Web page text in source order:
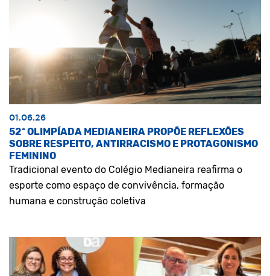
01.06.26
52ª OLIMPÍADA MEDIANEIRA PROPÕE REFLEXÕES
SOBRE RESPEITO, ANTIRRACISMO E PROTAGONISMO
FEMININO
Tradicional evento do Colégio Medianeira reafirma o
esporte como espaço de convivência, formação
humana e construção coletiva